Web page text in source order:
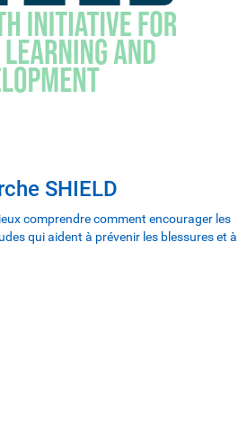
SHIELD
comprendre comment encourager les
qui aident à prévenir les blessures et à